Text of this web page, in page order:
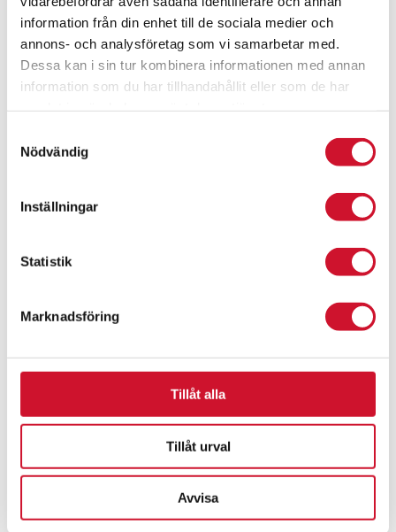
information från din enhet till de sociala medier och
annons- och analysföretag som vi samarbetar med.
Dessa kan i sin tur kombinera informationen med annan
information som du har tillhandahållit eller som de har
Nödvändig
Inställningar
Statistik
Marknadsföring
Tillåt alla
Tillåt urval
Avvisa
3D Glas – Olika sporter